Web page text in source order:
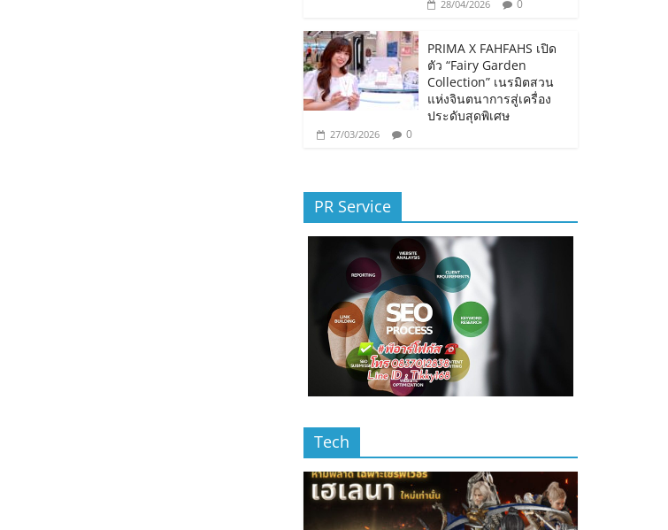
28/04/2026 0
PRIMA X FAHFAHS เปิด
ตัว “Fairy Garden
Collection” เนรมิตสวน
แห่งจินตนาการสู่เครื่อง
ประดับสุดพิเศษ
27/03/2026 0
PR Service
Tech